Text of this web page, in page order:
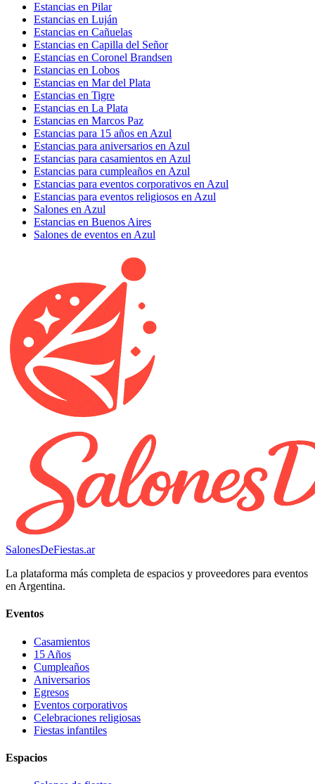
Estancias en Pilar
Estancias en Luján
Estancias en Cañuelas
Estancias en Capilla del Señor
Estancias en Coronel Brandsen
Estancias en Lobos
Estancias en Mar del Plata
Estancias en Tigre
Estancias en La Plata
Estancias en Marcos Paz
Estancias para 15 años en Azul
Estancias para aniversarios en Azul
Estancias para casamientos en Azul
Estancias para cumpleaños en Azul
Estancias para eventos corporativos en Azul
Estancias para eventos religiosos en Azul
Salones en Azul
Estancias en Buenos Aires
Salones de eventos en Azul
SalonesDeFiestas.ar
La plataforma más completa de espacios y proveedores para eventos
en Argentina.
Eventos
Casamientos
15 Años
Cumpleaños
Aniversarios
Egresos
Eventos corporativos
Celebraciones religiosas
Fiestas infantiles
Espacios